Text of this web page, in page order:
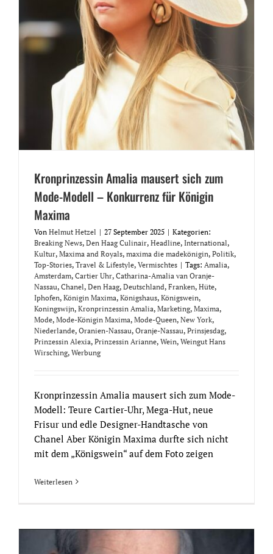
Kronprinzessin Amalia mausert sich zum
Mode-Modell – Konkurrenz für Königin
Maxima
Von Helmut Hetzel | 27 September 2025 | Kategorien:
Breaking News, Den Haag Culinair, Headline, International,
Kultur, Maxima and Royals, maxima die madekönigin, Politik,
Top-Stories, Travel & Lifestyle, Vermischtes | Tags: Amalia,
Amsterdam, Cartier Uhr, Catharina-Amalia van Oranje-
Nassau, Chanel, Den Haag, Deutschland, Franken, Hüte,
Iphofen, Königin Maxima, Königshaus, Königswein,
Koningswijn, Kronprinzessin Amalia, Marketing, Maxima,
Mode, Mode-Königin Maxima, Mode-Queen, New York,
Niederlande, Oranien-Nassau, Oranje-Nassau, Prinsjesdag,
Prinzessin Alexia, Prinzessin Arianne, Wein, Weingut Hans
Wirsching, Werbung
Kronprinzessin Amalia mausert sich zum Mode-
Modell: Teure Cartier-Uhr, Mega-Hut, neue
Frisur und edle Designer-Handtasche von
Chanel Aber Königin Maxima durfte sich nicht
mit dem „Königswein“ auf dem Foto zeigen
Weiterlesen